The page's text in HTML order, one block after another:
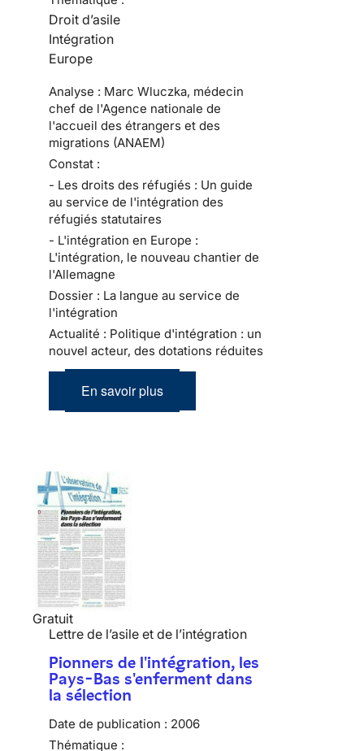
Droit d’asile
Intégration
Europe
Analyse : Marc Wluczka, médecin
chef de l'Agence nationale de
l'accueil des étrangers et des
migrations (ANAEM)
Constat :
- Les droits des réfugiés : Un guide
au service de l'intégration des
réfugiés statutaires
- L'intégration en Europe :
L'intégration, le nouveau chantier de
l'Allemagne
Dossier : La langue au service de
l'intégration
Actualité : Politique d'intégration : un
nouvel acteur, des dotations réduites
En savoir plus
Gratuit
Lettre de l’asile et de l’intégration
Pionners de l'intégration, les
Pays-Bas s'enferment dans
la sélection
Date de publication : 2006
Thématique :